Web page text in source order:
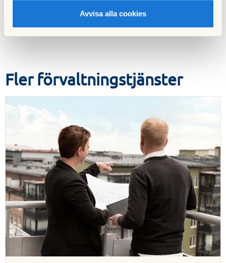
Avvisa alla cookies
Fler förvaltningstjänster